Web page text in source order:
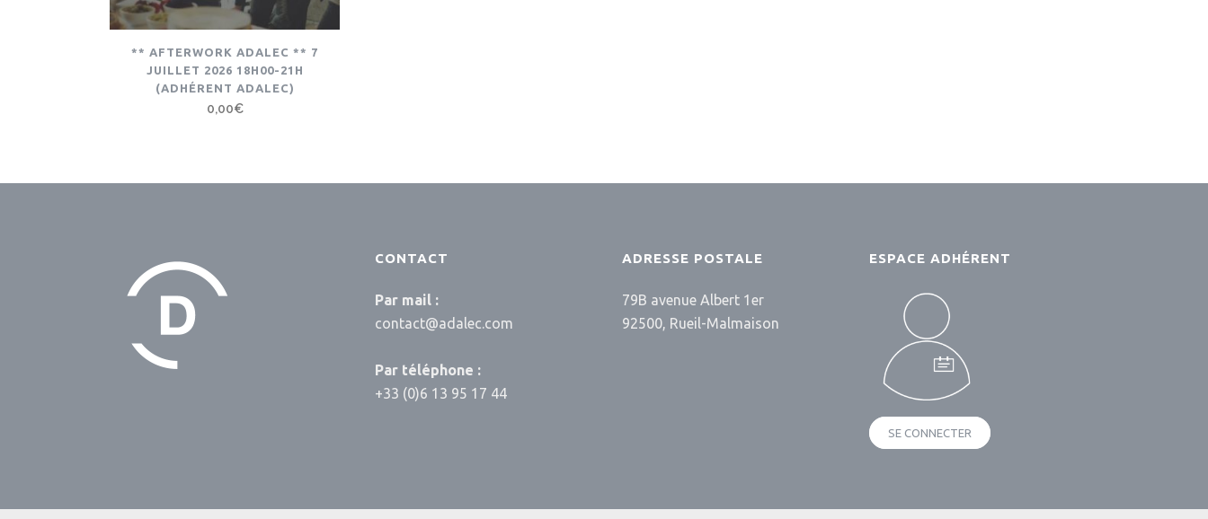
** AFTERWORK ADALEC ** 7
JUILLET 2026 18H00-21H
(ADHÉRENT ADALEC)
0,00€
CONTACT
Par mail :
contact@adalec.com
Par téléphone :
+33 (0)6 13 95 17 44
ADRESSE POSTALE
79B avenue Albert 1er
92500, Rueil-Malmaison
ESPACE ADHÉRENT
SE CONNECTER